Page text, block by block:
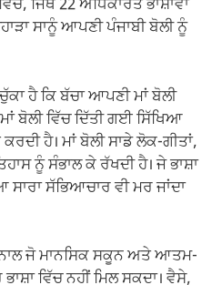
ਜਿੱਥੇ 22 ਅਧਿਕਾਰਤ ਭਾਸ਼ਾਵਾਂ
ਸਾਨੂੰ ਆਪਣੀ ਪੰਜਾਬੀ ਬੋਲੀ ਨੂੰ
ਹੈ ਕਿ ਬੱਚਾ ਆਪਣੀ ਮਾਂ ਬੋਲੀ
ਬੋਲੀ ਵਿੱਚ ਦਿੱਤੀ ਗਈ ਸਿੱਖਿਆ
ਹੈ। ਮਾਂ ਬੋਲੀ ਸਾਡੇ ਲੋਕ-ਗੀਤਾਂ,
ਨੂੰ ਸੰਭਾਲ ਕੇ ਰੱਖਦੀ ਹੈ। ਜੇ ਭਾਸ਼ਾ
ਸੱਭਿਆਚਾਰ ਵੀ ਮਰ ਜਾਂਦਾ
ਜੋ ਮਾਨਸਿਕ ਸਕੂਨ ਅਤੇ ਆਤਮ-
ਵਿੱਚ ਨਹੀਂ ਮਿਲ ਸਕਦਾ। ਵੈਸੇ,